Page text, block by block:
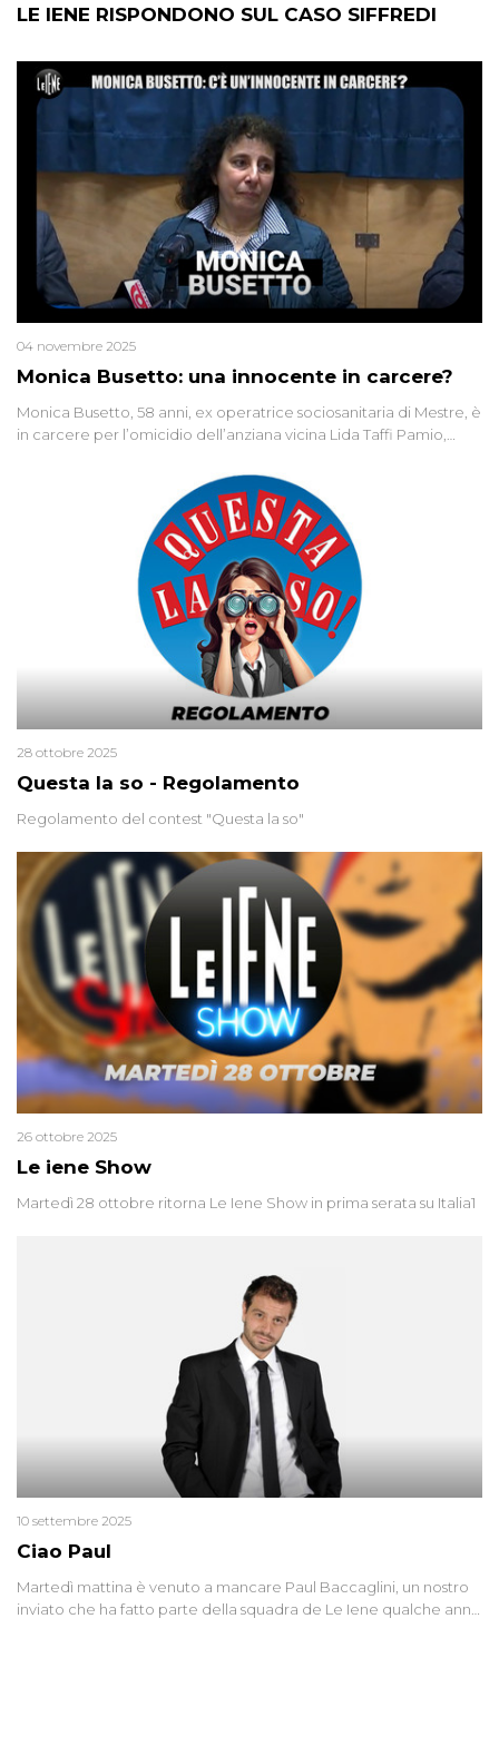
LE IENE RISPONDONO SUL CASO SIFFREDI
Monica Busetto: una innocente in carcere?
04 novembre 2025
Monica Busetto, 58 anni, ex operatrice sociosanitaria di Mestre, è
in carcere per l’omicidio dell’anziana vicina Lida Taffi Pamio,
minuscola su una collanina, Monica si proclama innocente. Nel
2015 un’altra donna confessa lo stesso delitto, poi ritratta. Due
colpevoli per un solo omicidio: errore giudiziario o giustizia
Questa la so - Regolamento
28 ottobre 2025
Regolamento del contest "Questa la so"
Le iene Show
26 ottobre 2025
Martedì 28 ottobre ritorna Le Iene Show in prima serata su Italia1
Ciao Paul
10 settembre 2025
Martedì mattina è venuto a mancare Paul Baccaglini, un nostro
inviato che ha fatto parte della squadra de Le Iene qualche anno